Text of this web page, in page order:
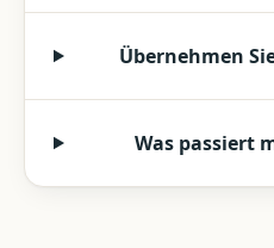
Übernehmen
Was passiert